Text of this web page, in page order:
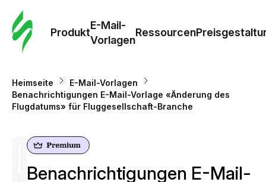
Produkt
E-Mail-
Vorlagen
Ressourcen
Heimseite
E-Mail-Vorlagen
Benachrichtigungen E-Mail-Vorlage «Änderung des
Flugdatums» für Fluggesellschaft-Branche
Benachrichtigungen E-Mail-